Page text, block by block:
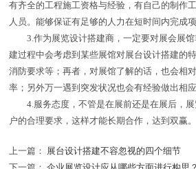
有齐全的工程施工资格与经验，有自己的制作
人员。能够保证有足够的人力在短时间内完成
3.作为展览设计搭建商，一定要对展会展馆
建过程中会考虑到某些展馆对展台设计搭建的
消防要求等；再者，对展馆了解的话，也会相
率；另外万一遇到突发状况也会有经验做出相应
4.服务态度，不管是在展前还是在展后，展
户的合理要求，这样才能长期合作，达到双赢。
上一篇：
展台设计搭建不容忽视的四个细节